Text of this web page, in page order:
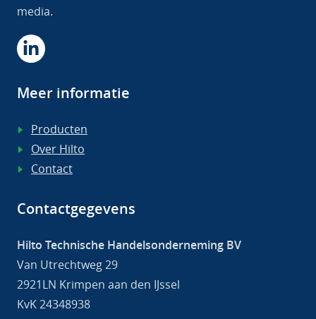
media.
Meer informatie
Producten
Over Hilto
Contact
Contactgegevens
Hilto Technische Handelsonderneming BV
Van Utrechtweg 29
2921LN Krimpen aan den IJssel
KvK 24348938